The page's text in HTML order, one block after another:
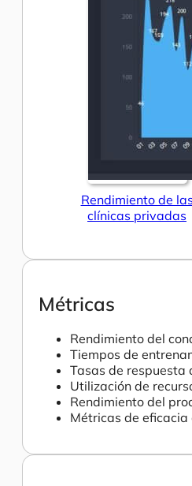
Rendimiento de las
clínicas privadas
Métricas
Rendimiento del
Tiempos de
Tasas de respuesta
Utilización de
Rendimiento del
Métricas de